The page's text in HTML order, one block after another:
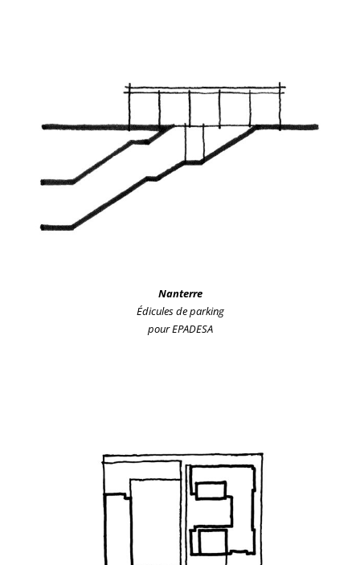
Nanterre
Édicules de parking
pour EPADESA